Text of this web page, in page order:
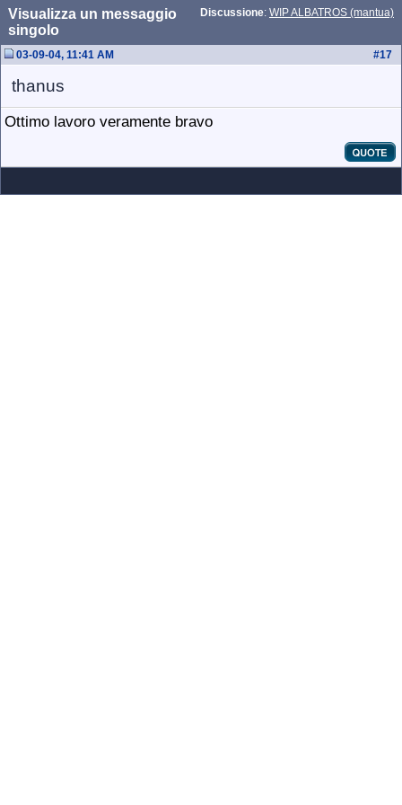
Discussione: WIP ALBATROS (mantua)
Visualizza un messaggio
singolo
#17
03-09-04, 11:41 AM
thanus
Ottimo lavoro veramente bravo